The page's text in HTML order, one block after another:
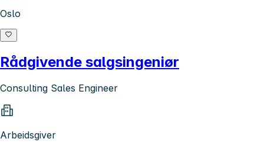
Oslo
Rådgivende salgsingeniør
Consulting Sales Engineer
Arbeidsgiver